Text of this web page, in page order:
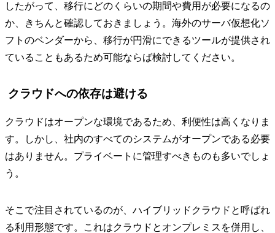
したがって、移行にどのくらいの期間や費用が必要になるの
か、きちんと確認しておきましょう。海外のサーバ仮想化ソ
フトのベンダーから、移行が円滑にできるツールが提供され
ていることもあるため可能ならば検討してください。
クラウドへの依存は避ける
クラウドはオープンな環境であるため、利便性は高くなりま
す。しかし、社内のすべてのシステムがオープンである必要
はありません。プライベートに管理すべきものも多いでしょ
う。
そこで注目されているのが、ハイブリッドクラウドと呼ばれ
る利用形態です。これはクラウドとオンプレミスを併用し、